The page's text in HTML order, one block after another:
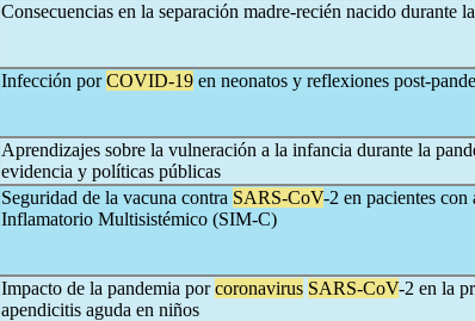
Consecuencias en la separación madre-recién nacido durante
Infección porCOVID-19 en neonatos y reflexiones post-
Aprendizajes sobre la vulneración a la infancia durante la
evidencia y políticas públicas
Seguridad de la vacuna contra SARS-CoV-2 en pacientes con
Inflamatorio Multisistémico (SIM-C)
Impacto de la pandemia porcoronavirus SARS-CoV-2 en la
apendicitis aguda en niños